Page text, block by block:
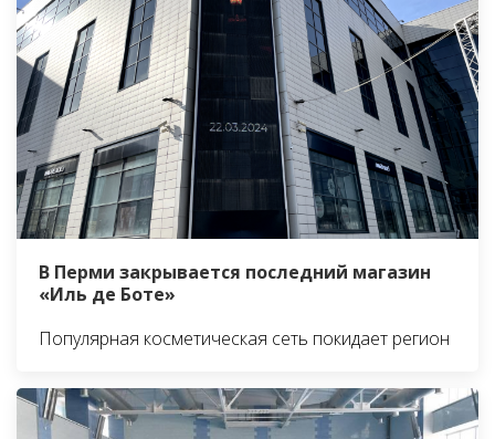
В Перми закрывается последний магазин
«Иль де Боте»
Популярная косметическая сеть покидает регион